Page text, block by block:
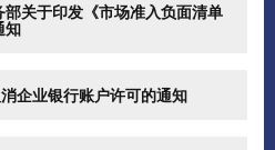
关于印发《市场准入负面清单
知
企业银行账户许可的通知